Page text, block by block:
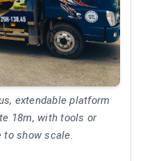
extendable platform
18m, with tools or
to show scale.